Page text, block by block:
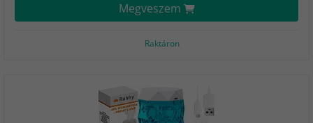
Megveszem
Raktáron